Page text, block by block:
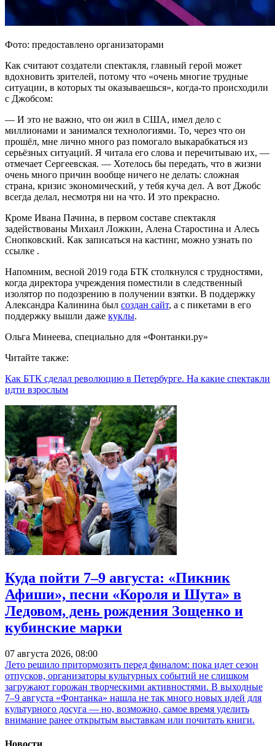
Фото: предоставлено организаторами
Как считают создатели спектакля, главный герой может
вдохновить зрителей, потому что «очень многие трудные
ситуации, в которых ты оказываешься», когда-то происходили
с Джобсом:
— И это не важно, что он жил в США, имел дело с
миллионами и занимался технологиями. То, через что он
прошёл, мне лично много раз помогало выкарабкаться из
серьёзных ситуаций. Я читала его слова и перечитываю их, —
отмечает Сергеевская. — Хотелось бы передать, что в жизни
очень много причин вообще ничего не делать: сложная
страна, кризис экономический, у тебя куча дел. А вот Джобс
всегда делал, несмотря ни на что. И это прекрасно.
Кроме Ивана Пачина, в первом составе спектакля
задействованы Михаил Ложкин, Алена Старостина и Алесь
Снопковский. Как записаться на кастинг, можно узнать по
ссылке .
Напомним, весной 2019 года БТК столкнулся с трудностями,
когда директора учреждения поместили в следственный
изолятор по подозрению в получении взятки. В поддержку
Александра Калинина был создан сайт, а с пикетами в его
поддержку вышли даже куклы.
Ольга Минеева, специально для «Фонтанки.ру»
Читайте также:
Как БТК сделал революцию в Петербурге. На какие спектакли
идти взрослым
Куда пойти 7–9 августа: «Пикник
Афиши», песни «Короля и Шута» в
Ледовом, день рождения Зощенко и
кубинские марки
07 августа 2026, 08:00
Лето решило притормозить перед финалом: пока идет сезон
отпусков, организаторы культурных событий не слишком
загружают горожан творческими активностями. В выходные
7–9 августа «Фонтанка» нашла не так много новых идей для
культурного досуга — но, возможно, самое время уделить
внимание ранее открытым выставкам или почитать книги.